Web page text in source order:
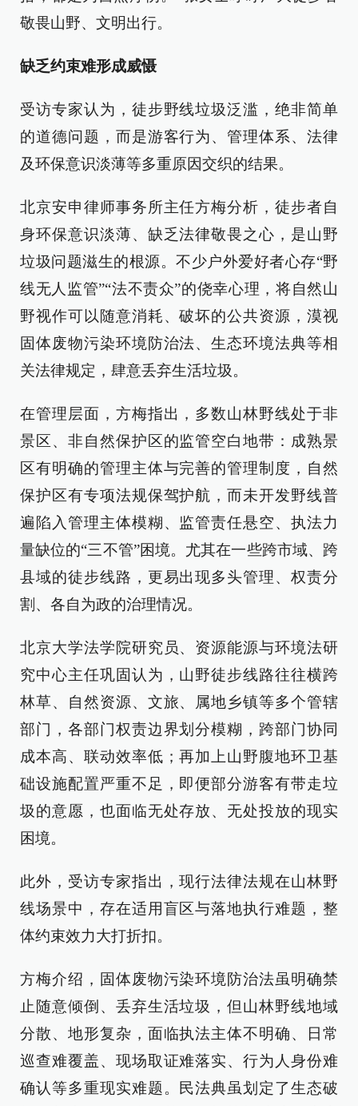
敬畏山野、文明出行。
缺乏约束难形成威慑
受访专家认为，徒步野线垃圾泛滥，绝非简单
的道德问题，而是游客行为、管理体系、法律
及环保意识淡薄等多重原因交织的结果。
北京安申律师事务所主任方梅分析，徒步者自
身环保意识淡薄、缺乏法律敬畏之心，是山野
垃圾问题滋生的根源。不少户外爱好者心存“野
线无人监管”“法不责众”的侥幸心理，将自然山
野视作可以随意消耗、破坏的公共资源，漠视
固体废物污染环境防治法、生态环境法典等相
关法律规定，肆意丢弃生活垃圾。
在管理层面，方梅指出，多数山林野线处于非
景区、非自然保护区的监管空白地带：成熟景
区有明确的管理主体与完善的管理制度，自然
保护区有专项法规保驾护航，而未开发野线普
遍陷入管理主体模糊、监管责任悬空、执法力
量缺位的“三不管”困境。尤其在一些跨市域、跨
县域的徒步线路，更易出现多头管理、权责分
割、各自为政的治理情况。
北京大学法学院研究员、资源能源与环境法研
究中心主任巩固认为，山野徒步线路往往横跨
林草、自然资源、文旅、属地乡镇等多个管辖
部门，各部门权责边界划分模糊，跨部门协同
成本高、联动效率低；再加上山野腹地环卫基
础设施配置严重不足，即便部分游客有带走垃
圾的意愿，也面临无处存放、无处投放的现实
困境。
此外，受访专家指出，现行法律法规在山林野
线场景中，存在适用盲区与落地执行难题，整
体约束效力大打折扣。
方梅介绍，固体废物污染环境防治法虽明确禁
止随意倾倒、丢弃生活垃圾，但山林野线地域
分散、地形复杂，面临执法主体不明确、日常
巡查难覆盖、现场取证难落实、行为人身份难
确认等多重现实难题。民法典虽划定了生态破